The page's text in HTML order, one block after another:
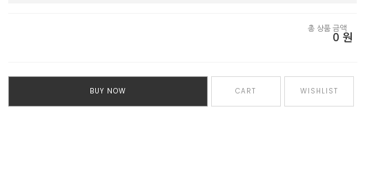
총 상품 금액
0 원
BUY NOW CART WISHLIST